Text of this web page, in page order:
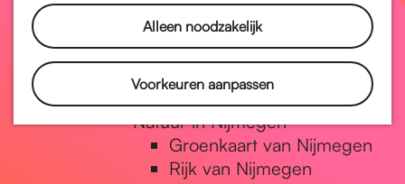
Alleen noodzakelijk
Voorkeuren aanpassen
Romeinse Limes
Vrede van Nijmegen
Penning
Natuur in Nijmegen
Groenkaart van Nijmegen
Rijk van Nijmegen